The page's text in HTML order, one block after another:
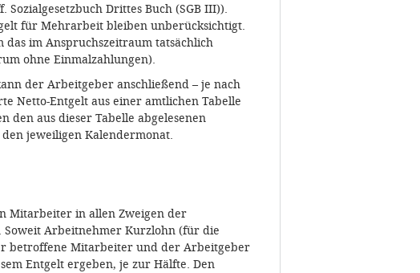
Drittes Buch (SGB III)).
für Mehrarbeit bleiben unberücksichtigt.
das im Anspruchszeitraum tatsächlich
ohne Einmalzahlungen).
der Arbeitgeber anschließend – je nach
Netto-Entgelt aus einer amtlichen Tabelle
den aus dieser Tabelle abgelesenen
jeweiligen Kalendermonat.
Mitarbeiter in allen Zweigen der
Arbeitnehmer Kurzlohn (für die
betroffene Mitarbeiter und der Arbeitgeber
Entgelt ergeben, je zur Hälfte. Den